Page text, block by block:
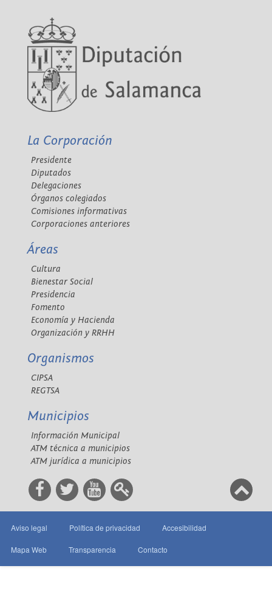
La Corporación
Presidente
Diputados
Delegaciones
Órganos colegiados
Comisiones informativas
Corporaciones anteriores
Áreas
Cultura
Bienestar Social
Presidencia
Fomento
Economía y Hacienda
Organización y RRHH
Organismos
CIPSA
REGTSA
Municipios
Información Municipal
ATM técnica a municipios
ATM jurídica a municipios
Aviso legal Política de privacidad Accesibilidad
Mapa Web Transparencia Contacto